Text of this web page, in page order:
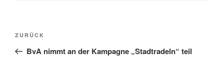
Beitragsnavigation
Vorheriger
Beitrag
ZURÜCK
BvA nimmt an der Kampagne „Stadtradeln“ teil